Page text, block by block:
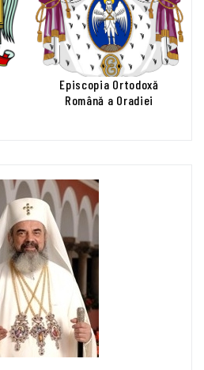
Episcopia Ortodoxă
Română a Oradiei